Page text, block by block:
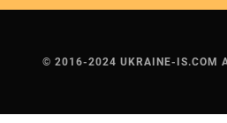
© 2016-2024 UKRAINE-IS.COM